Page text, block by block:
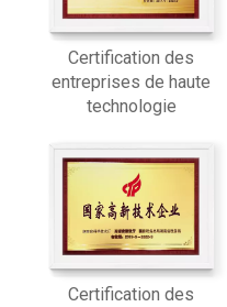
Certification des
entreprises de haute
technologie
Certification des